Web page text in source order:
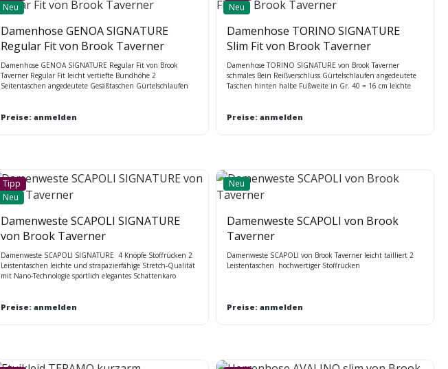
Neu
Damenhose GENOA SIGNATURE
Regular Fit von Brook Taverner
Damenhose GENOA SIGNATURE Regular Fit von Brook
Taverner Regular Fit leicht vertiefte Bundhöhe 2
Seitentaschen angedeutete Gesäßtaschen Gürtelschlaufen
Preise: anmelden
Neu
Damenhose TORINO SIGNATURE
Slim Fit von Brook Taverner
Damenhose TORINO SIGNATURE von Brook Taverner
schmales Bein Reißverschluss Gürtelschlaufen angedeutete
Taschen hinten halbe Fußweite in Gr. 40 = 16 cm leichte
Preise: anmelden
Tipp
Neu
Damenweste SCAPOLI SIGNATURE
von Brook Taverner
Damenweste SCAPOLI SIGNATURE 4 Knöpfe Stoffrücken 2
Leistentaschen leichte und strapazierfähige Stretch-Qualität
mit Nano-Technologie sportlich elegantes Schattenkaro
Preise: anmelden
Neu
Damenweste SCAPOLI von Brook
Taverner
Damenweste SCAPOLI von Brook Taverner leicht tailliert 2
Leistentaschen hochwertiger Stoffrücken
Preise: anmelden